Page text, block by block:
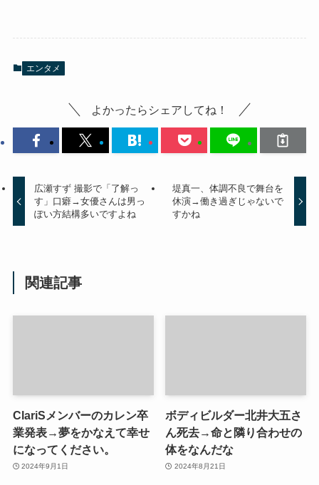
エンタメ
よかったらシェアしてね！
広瀬すず 撮影で「了解っ
す」口癖→女優さんは男っ
ぽい方結構多いですよね
堤真一、体調不良で舞台を
休演→働き過ぎじゃないで
すかね
関連記事
ClariSメンバーのカレン卒
業発表→夢をかなえて幸せ
になってください。
2024年9月1日
ボディビルダー北井大五さ
ん死去→命と隣り合わせの
体をなんだな
2024年8月21日